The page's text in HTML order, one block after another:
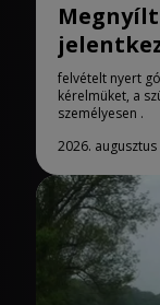
felvételt nyert
kérelmüket, a
személyesen .
2026. augusztus